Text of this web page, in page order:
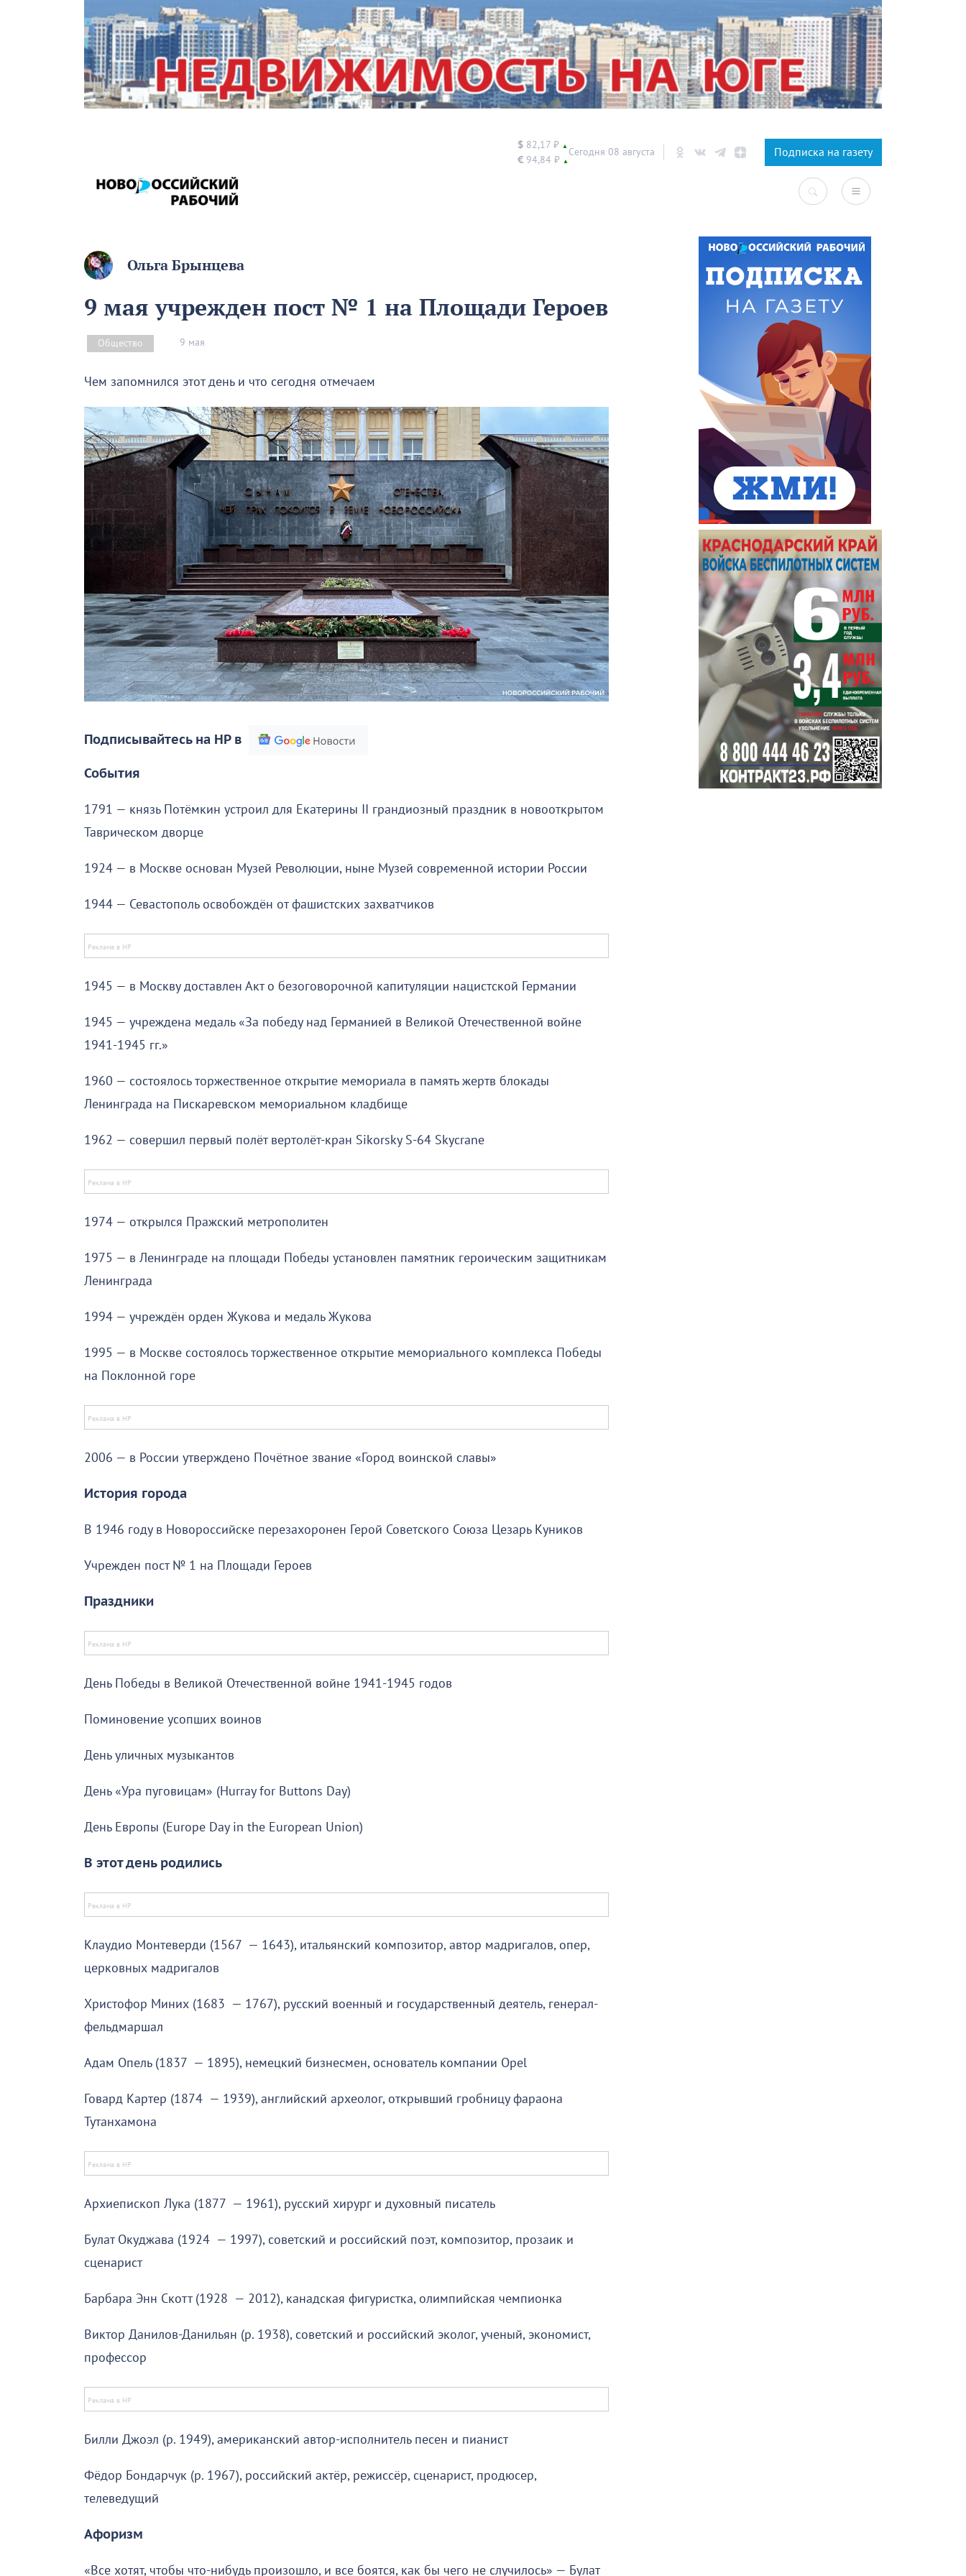
$ 82,17 ₽ ▲
€ 94,84 ₽ ▲
Сегодня 08 августа Подписка на газету
Ольга Брынцева
9 мая учрежден пост № 1 на Площади Героев
Общество 9 мая
Чем запомнился этот день и что сегодня отмечаем
Подписывайтесь на НР в
События
1791 — князь Потёмкин устроил для Екатерины II грандиозный праздник в новооткрытом
Таврическом дворце
1924 — в Москве основан Музей Революции, ныне Музей современной истории России
1944 — Севастополь освобождён от фашистских захватчиков
1945 — в Москву доставлен Акт о безоговорочной капитуляции нацистской Германии
1945 — учреждена медаль «За победу над Германией в Великой Отечественной войне
1941-1945 гг.»
1960 — состоялось торжественное открытие мемориала в память жертв блокады
Ленинграда на Пискаревском мемориальном кладбище
1962 — совершил первый полёт вертолёт-кран Sikorsky S-64 Skycrane
1974 — открылся Пражский метрополитен
1975 — в Ленинграде на площади Победы установлен памятник героическим защитникам
Ленинграда
1994 — учреждён орден Жукова и медаль Жукова
1995 — в Москве состоялось торжественное открытие мемориального комплекса Победы
на Поклонной горе
2006 — в России утверждено Почётное звание «Город воинской славы»
История города
В 1946 году в Новороссийске перезахоронен Герой Советского Союза Цезарь Куников
Учрежден пост № 1 на Площади Героев
Праздники
День Победы в Великой Отечественной войне 1941-1945 годов
Поминовение усопших воинов
День уличных музыкантов
День «Ура пуговицам» (Hurray for Buttons Day)
День Европы (Europe Day in the European Union)
В этот день родились
Клаудио Монтеверди (1567 — 1643), итальянский композитор, автор мадригалов, опер,
церковных мадригалов
Христофор Миних (1683 — 1767), русский военный и государственный деятель, генерал-
фельдмаршал
Адам Опель (1837 — 1895), немецкий бизнесмен, основатель компании Opel
Говард Картер (1874 — 1939), английский археолог, открывший гробницу фараона
Тутанхамона
Архиепископ Лука (1877 — 1961), русский хирург и духовный писатель
Булат Окуджава (1924 — 1997), советский и российский поэт, композитор, прозаик и
сценарист
Барбара Энн Скотт (1928 — 2012), канадская фигуристка, олимпийская чемпионка
Виктор Данилов-Данильян (р. 1938), советский и российский эколог, ученый, экономист,
профессор
Билли Джоэл (р. 1949), американский автор-исполнитель песен и пианист
Фёдор Бондарчук (р. 1967), российский актёр, режиссёр, сценарист, продюсер,
телеведущий
Афоризм
«Все хотят, чтобы что-нибудь произошло, и все боятся, как бы чего не случилось» — Булат